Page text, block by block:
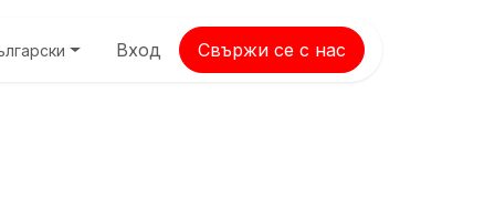
Вход Свържи се с нас